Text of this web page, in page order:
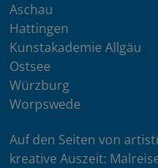
Aschau
Hattingen
Kunstakademie Allgäu
Ostsee
Würzburg
Worpswede
Auf den Seiten von
kreative Auszeit: